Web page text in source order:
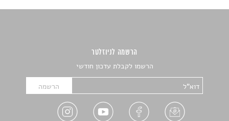
הרשמה לניוזלטר
הרשמו לקבלת עדכון חודשי